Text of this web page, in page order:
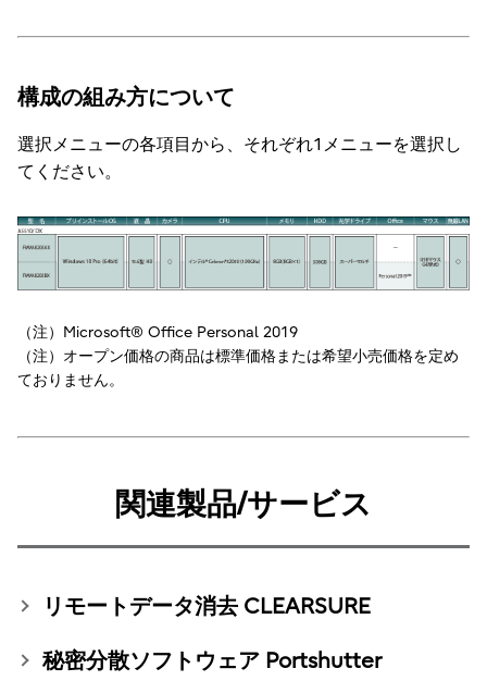
構成の組み方について
選択メニューの各項目から、それぞれ1メニューを選択し
てください。
（注）Microsoft® Office Personal 2019
（注）オープン価格の商品は標準価格または希望小売価格を定め
ておりません。
関連製品/サービス
リモートデータ消去 CLEARSURE
秘密分散ソフトウェア Portshutter